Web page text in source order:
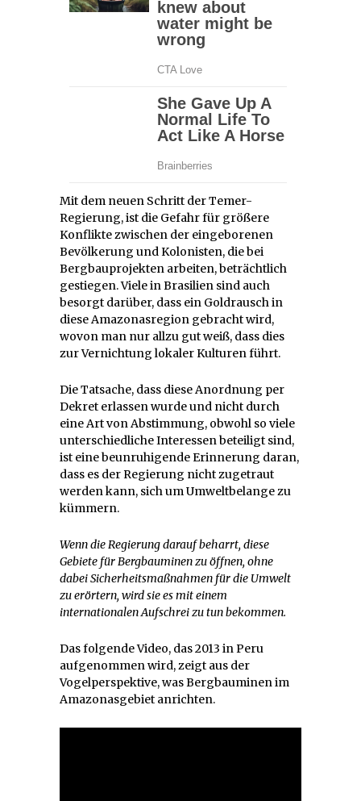
Mit dem neuen Schritt der Temer-
Regierung, ist die Gefahr für größere
Konflikte zwischen der eingeborenen
Bevölkerung und Kolonisten, die bei
Bergbauprojekten arbeiten, beträchtlich
gestiegen. Viele in Brasilien sind auch
besorgt darüber, dass ein Goldrausch in
diese Amazonasregion gebracht wird,
wovon man nur allzu gut weiß, dass dies
zur Vernichtung lokaler Kulturen führt.
Die Tatsache, dass diese Anordnung per
Dekret erlassen wurde und nicht durch
eine Art von Abstimmung, obwohl so viele
unterschiedliche Interessen beteiligt sind,
ist eine beunruhigende Erinnerung daran,
dass es der Regierung nicht zugetraut
werden kann, sich um Umweltbelange zu
kümmern.
Wenn die Regierung darauf beharrt, diese
Gebiete für Bergbauminen zu öffnen, ohne
dabei Sicherheitsmaßnahmen für die Umwelt
zu erörtern, wird sie es mit einem
internationalen Aufschrei zu tun bekommen.
Das folgende Video, das 2013 in Peru
aufgenommen wird, zeigt aus der
Vogelperspektive, was Bergbauminen im
Amazonasgebiet anrichten.